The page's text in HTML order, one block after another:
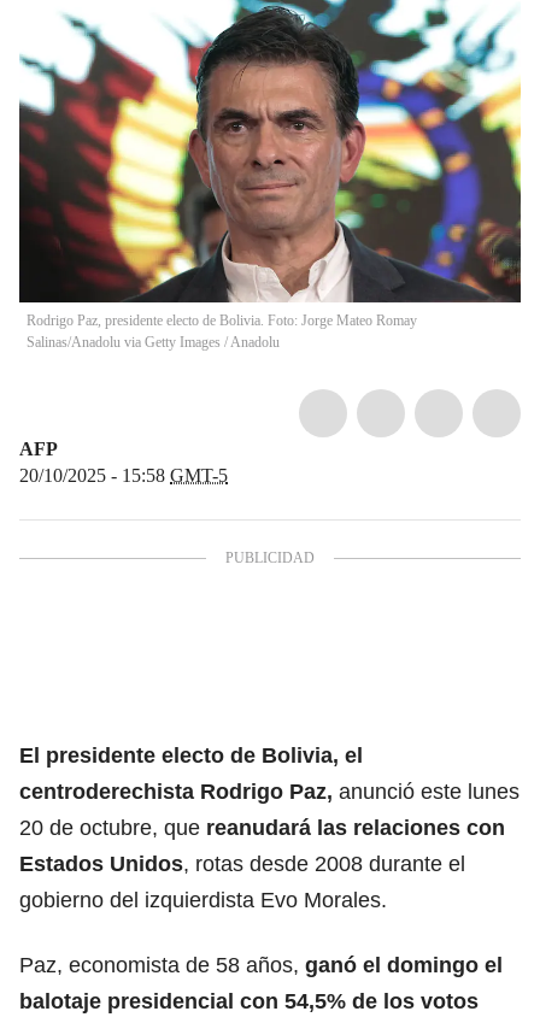
Rodrigo Paz, presidente electo de Bolivia. Foto: Jorge Mateo Romay
Salinas/Anadolu via Getty Images /Anadolu
AFP
20/10/2025 - 15:58 GMT-5
El presidente electo de Bolivia, el
centroderechista Rodrigo Paz, anunció este lunes
20 de octubre, que reanudará las relaciones con
Estados Unidos, rotas desde 2008 durante el
gobierno del izquierdista Evo Morales.
Paz, economista de 58 años, ganó el domingo el
balotaje presidencial con 54,5% de los votos